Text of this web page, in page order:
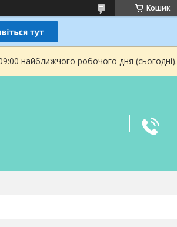
Кошик
найближчого робочого дня (сьогодні).